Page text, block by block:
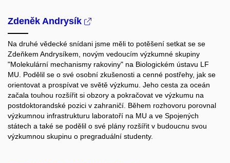
Zdeněk Andrysík
Na druhé vědecké snídani jsme měli to potěšení setkat se se
Zdeňkem Andrysíkem, novým vedoucím výzkumné skupiny
"Molekulární mechanismy rakoviny" na Biologickém ústavu LF
MU. Podělil se o své osobní zkušenosti a cenné postřehy, jak se
orientovat a prospívat ve světě výzkumu. Jeho cesta za oceán
začala touhou rozšířit si obzory a pokračovat ve výzkumu na
postdoktorandské pozici v zahraničí. Během rozhovoru porovnal
výzkumnou infrastrukturu laboratoří na MU a ve Spojených
státech a také se podělil o své plány rozšířit v budoucnu svou
výzkumnou skupinu o pregraduální studenty.